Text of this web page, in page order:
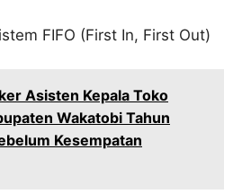
FIFO (First In, First Out)
Asisten Kepala Toko
Wakatobi Tahun
Kesempatan